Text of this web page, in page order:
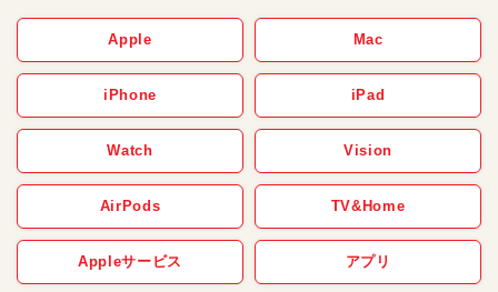
Apple Mac
iPhone iPad
Watch Vision
AirPods TV&Home
Appleサービス アプリ